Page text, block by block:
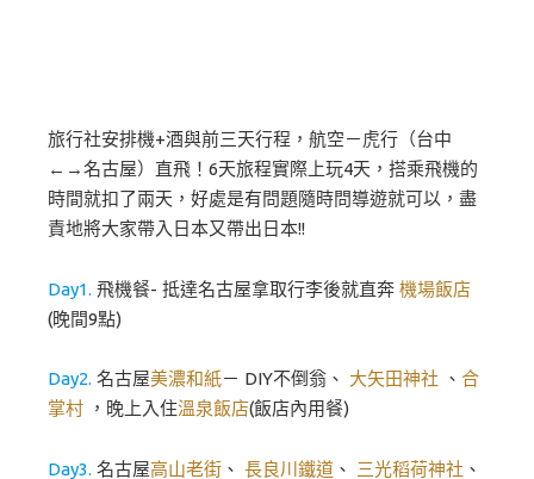
旅行社安排機+酒與前三天行程，航空－虎行（台中
←→名古屋）直飛！6天旅程實際上玩4天，搭乘飛機的
時間就扣了兩天，好處是有問題隨時問導遊就可以，盡
責地將大家帶入日本又帶出日本!!
Day1. 飛機餐- 抵達名古屋拿取行李後就直奔 機場飯店
(晚間9點)
Day2. 名古屋美濃和紙－ DIY不倒翁、 大矢田神社 、 合
掌村 ，晚上入住溫泉飯店(飯店內用餐)
Day3. 名古屋高山老街 、 長良川鐵道 、 三光稻荷神社 、